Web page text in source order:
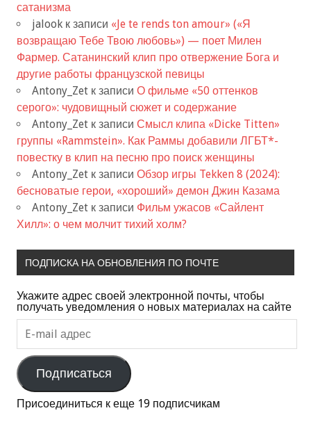
сатанизма
jalook к записи «Je te rends ton amour» («Я
возвращаю Тебе Твою любовь») — поет Милен
Фармер. Сатанинский клип про отвержение Бога и
другие работы французской певицы
Antony_Zet к записи О фильме «50 оттенков
серого»: чудовищный сюжет и содержание
Antony_Zet к записи Смысл клипа «Dicke Titten»
группы «Rammstein». Как Раммы добавили ЛГБТ*-
повестку в клип на песню про поиск женщины
Antony_Zet к записи Обзор игры Tekken 8 (2024):
бесноватые герои, «хороший» демон Джин Казама
Antony_Zet к записи Фильм ужасов «Сайлент
Хилл»: о чем молчит тихий холм?
ПОДПИСКА НА ОБНОВЛЕНИЯ ПО ПОЧТЕ
Укажите адрес своей электронной почты, чтобы
получать уведомления о новых материалах на сайте
E-
mail
адрес
Подписаться
Присоединиться к еще 19 подписчикам